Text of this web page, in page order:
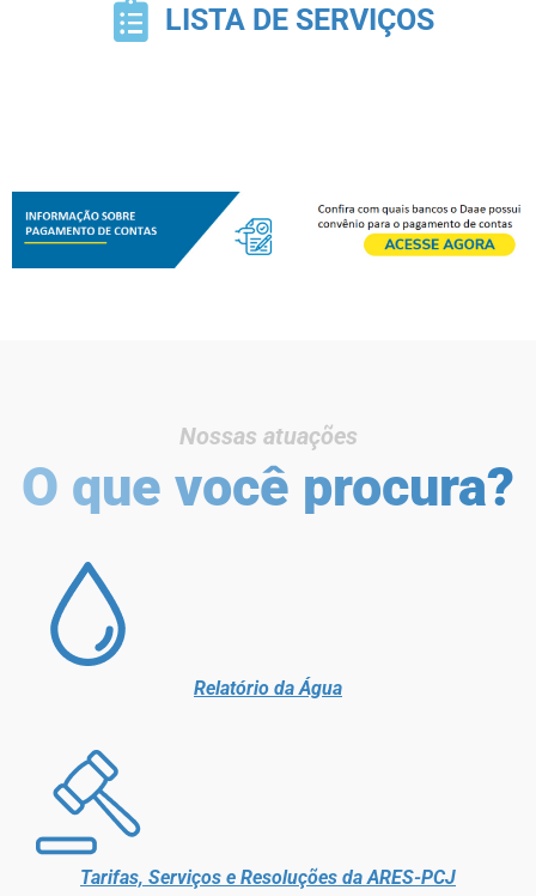
LISTA DE SERVIÇOS
Nossas atuações
O que você procura?
Relatório da Água
Tarifas, Serviços e Resoluções da ARES-PCJ